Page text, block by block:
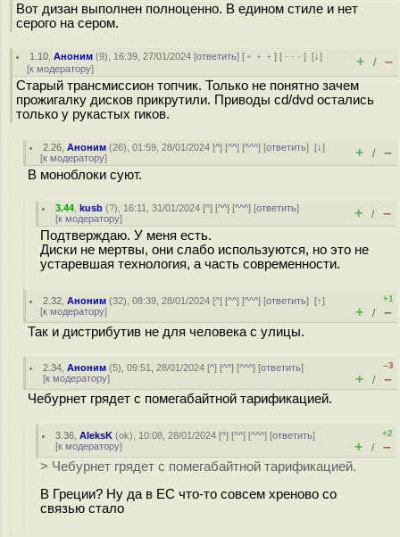
Вот дизан выполнен полноценно. В едином стиле и нет
серого на сером.
1.10 ,Аноним (9), 16:39, 27/01/2024 [ответить] [ ﹢﹢﹢] [ · · ·][↓]
[к модератору] + / –
Старый трансмиссион топчик. Только не понятно зачем
прожигалку дисков прикрутили. Приводы cd/dvd остались
только у рукастых гиков.
2.26 ,Аноним (26), 01:59, 28/01/2024 [^] [^^] [^^^] [ответить][↓]
[к модератору] + / –
В моноблоки суют.
3.44 ,kusb (?), 16:11, 31/01/2024 [^] [^^] [^^^] [ответить]
[к модератору] + / –
Подтверждаю. У меня есть.
Диски не мертвы, они слабо используются, но это не
устаревшая технология, а часть современности.
2.32 ,Аноним (32), 08:39, 28/01/2024 [^] [^^] [^^^] [ответить][↑]
[к модератору]
+1
+ / –
Так и дистрибутив не для человека с улицы.
2.34 ,Аноним (5), 09:51, 28/01/2024 [^] [^^] [^^^] [ответить]
[к модератору]
–3
+ / –
Чебурнет грядет с помегабайтной тарификацией.
3.36 ,AleksK (ok), 10:08, 28/01/2024 [^] [^^] [^^^] [ответить]
[к модератору]
+2
+ / –
> Чебурнет грядет с помегабайтной тарификацией.
В Греции? Ну да в ЕС что-то совсем хреново со
связью стало